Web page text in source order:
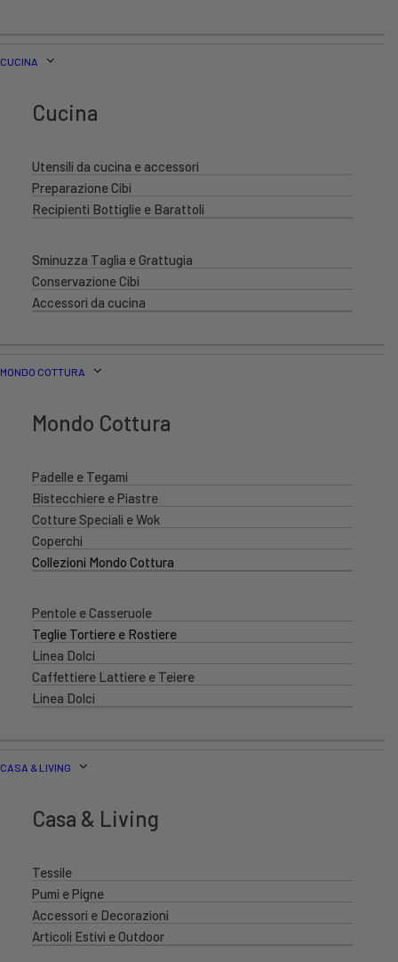
CUCINA
Cucina
Utensili da cucina e accessori
Preparazione Cibi
Recipienti Bottiglie e Barattoli
Sminuzza Taglia e Grattugia
Conservazione Cibi
Accessori da cucina
MONDO COTTURA
Mondo Cottura
Padelle e Tegami
Bistecchiere e Piastre
Cotture Speciali e Wok
Coperchi
Collezioni Mondo Cottura
Pentole e Casseruole
Teglie Tortiere e Rostiere
Linea Dolci
Caffettiere Lattiere e Teiere
Linea Dolci
CASA & LIVING
Casa & Living
Tessile
Pumi e Pigne
Accessori e Decorazioni
Articoli Estivi e Outdoor